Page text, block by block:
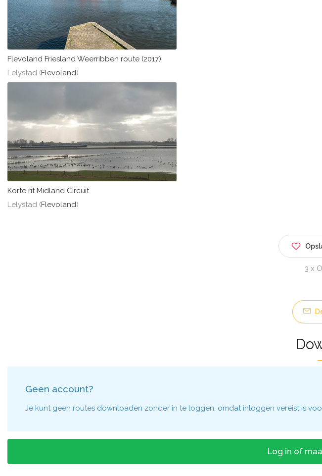
Flevoland Friesland Weerribben route (2017)
Lelystad (Flevoland)
Korte rit Midland Circuit
Lelystad (Flevoland)
3 x
Geen account?
Je kunt geen routes downloaden zonder in te loggen, omdat inloggen vereist is
Log in of